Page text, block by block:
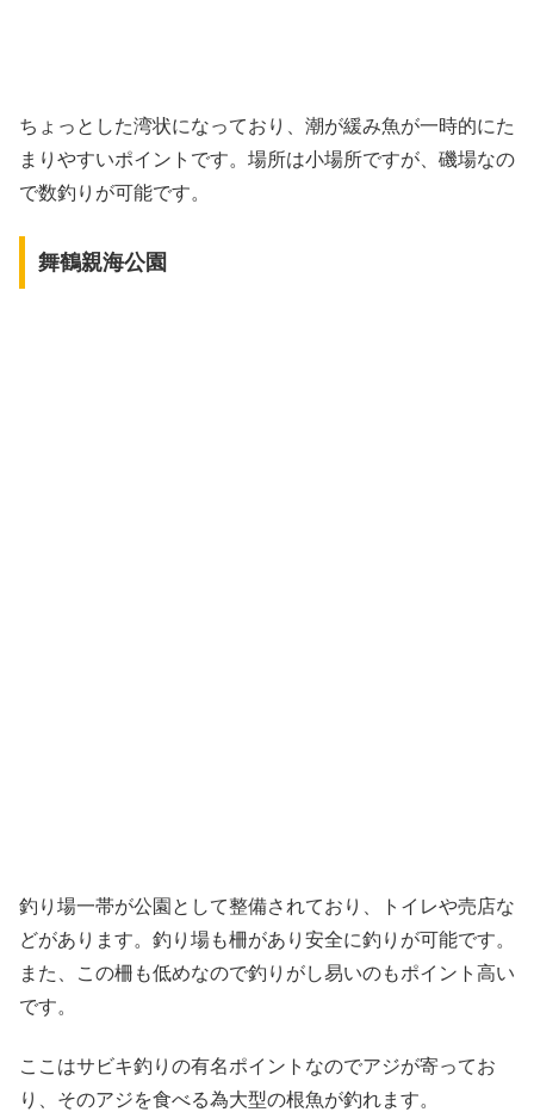
ちょっとした湾状になっており、潮が緩み魚が一時的にた
まりやすいポイントです。場所は小場所ですが、磯場なの
で数釣りが可能です。
舞鶴親海公園
釣り場一帯が公園として整備されており、トイレや売店な
どがあります。釣り場も柵があり安全に釣りが可能です。
また、この柵も低めなので釣りがし易いのもポイント高い
です。
ここはサビキ釣りの有名ポイントなのでアジが寄ってお
り、そのアジを食べる為大型の根魚が釣れます。